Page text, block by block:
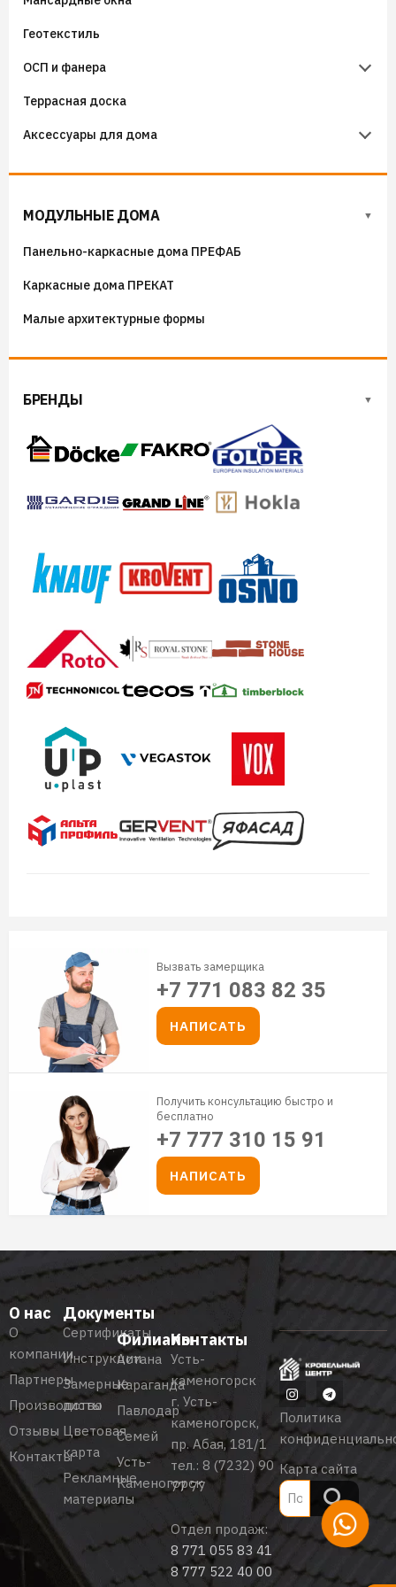
Уплотнители кровельные
Гидроизоляция примыканий
Чердачные лестницы Docke
Геотекстиль
ОСП и фанера
Фанера
ОСП (OSB) плиты
Террасная доска
Аксессуары для дома
МОДУЛЬНЫЕ ДОМА
Панельно-каркасные дома ПРЕФАБ
Каркасные дома ПРЕКАТ
Малые архитектурные формы
БРЕНДЫ
Вызвать замерщика
+7 771 083 82 35
НАПИСАТЬ
Получить консультацию быстро и
бесплатно
+7 777 310 15 91
НАПИСАТЬ
О нас
О
компании
Партнеры
Производство
Отзывы
Контакты
Документы
Сертификаты
Инструкции
Замерные
листы
Цветовая
карта
Рекламные
материалы
Филиалы
Астана
Караганда
Павлодар
Семей
Усть-
Каменогорск
Контакты
Усть-
каменогорск
г. Усть-
каменогорск,
пр. Абая, 181/1
тел.:8 (7232) 90
77 77
Отдел продаж:
8 771 055 83 41
8 777 522 40 00
Политика
Карта сайта